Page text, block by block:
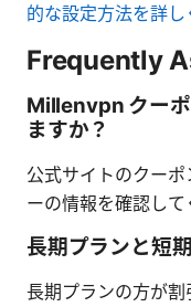
的な設定方法を詳
Frequently
Millenvpn クー
ますか？
公式サイトのクー
ーの情報を確認して
長期プランと短
長期プランの方が